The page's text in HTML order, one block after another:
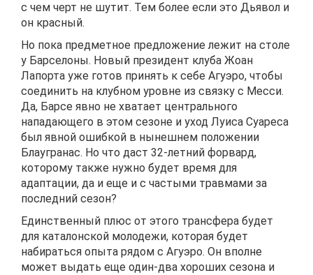
с чем черт не шутит. Тем более если это Дьявол и
он красный.
Но пока предметное предложение лежит на столе
у Барселоны. Новый президент клуба Жоан
Лапорта уже готов принять к себе Агуэро, чтобы
соединить на клубном уровне из связку с Месси.
Да, Барсе явно не хватает центрального
нападающего в этом сезоне и уход Луиса Суареса
был явной ошибкой в нынешнем положении
Блаугранас. Но что даст 32-летний форвард,
которому также нужно будет время для
адаптации, да и еще и с частыми травмами за
последний сезон?
Единственный плюс от этого трансфера будет
для каталонской молодежи, которая будет
набираться опыта рядом с Агуэро. Он вполне
может выдать еще один-два хороших сезона и